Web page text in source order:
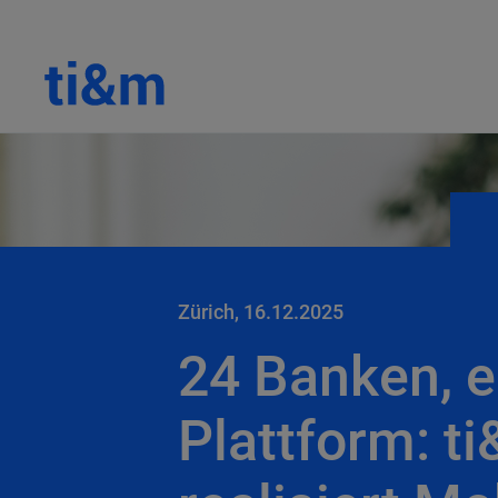
Zürich, 16.12.2025
24 Banken,
Plattform: